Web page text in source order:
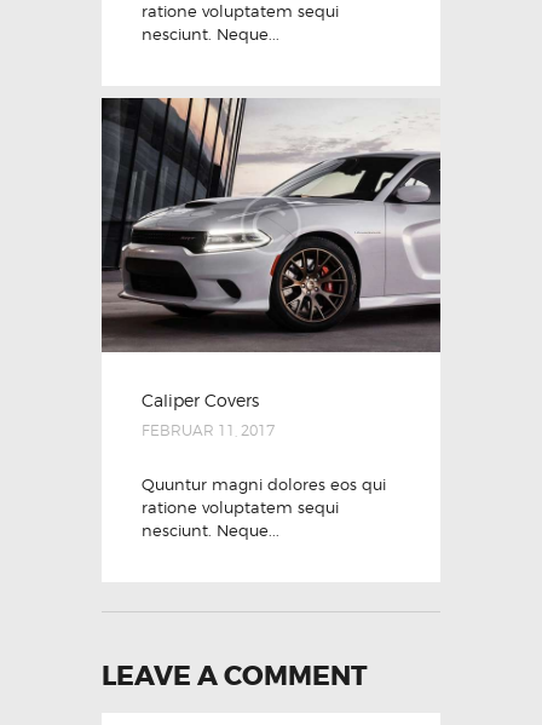
ratione voluptatem sequi
nesciunt. Neque...
Caliper Covers
FEBRUAR 11, 2017
Quuntur magni dolores eos qui
ratione voluptatem sequi
nesciunt. Neque...
LEAVE A COMMENT